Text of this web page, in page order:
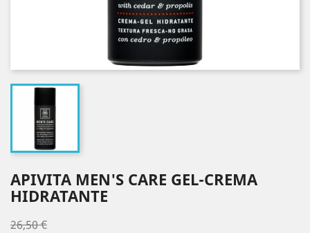
APIVITA MEN'S CARE GEL-CREMA
HIDRATANTE
26,50 €